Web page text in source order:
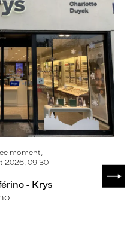
moment,
2026, 09:30
- Krys